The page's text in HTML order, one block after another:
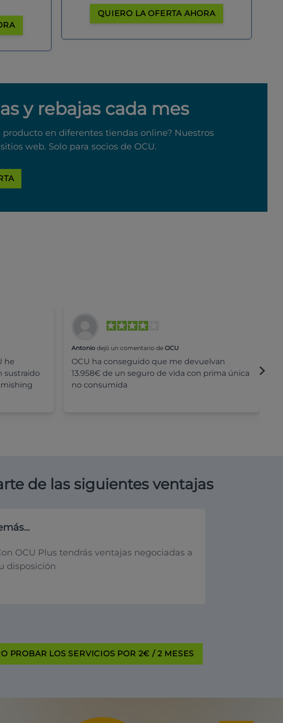
QUIERO LA OFERTA AHORA
y rebajas cada mes
en diferentes tiendas online? Nuestros
web. Solo para socios de OCU.
he
sustraido
Antonio dejó un comentario deOCU
OCU ha conseguido que me devuelvan
13.958€ de un seguro de vida con prima única
no consumida
de las siguientes ventajas
OCU Plus tendrás ventajas negociadas a
disposición
PROBAR LOS SERVICIOS POR 2€ / 2 MESES